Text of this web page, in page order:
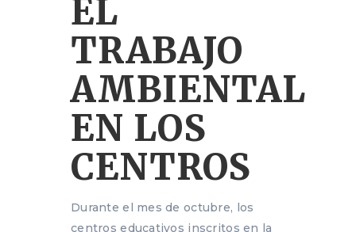
EL
TRABAJO
AMBIENTAL
EN LOS
CENTROS
Durante el mes de octubre, los
centros educativos inscritos en la